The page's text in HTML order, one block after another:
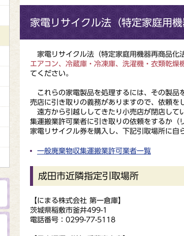
家電リサイクル法（特定家庭用
家電リサイクル法（特定家庭用機器再商品化
エアコン、冷蔵庫・冷凍庫、洗濯機・衣類乾燥
てください。
これらの家電製品を処理するには、その製品
売店に引き取りの義務がありますので、依頼を
遠方から引越ししてきたり小売店が閉店して
集運搬業許可業者に引き取りの依頼をするか
家電リサイクル券を購入し、下記引取場所に自
一般廃棄物収集運搬業許可業者一覧
成田市近隣指定引取場所
【にまる株式会社 第一倉庫】
茨城県稲敷市釜井499-1
電話番号：0299-77-5118